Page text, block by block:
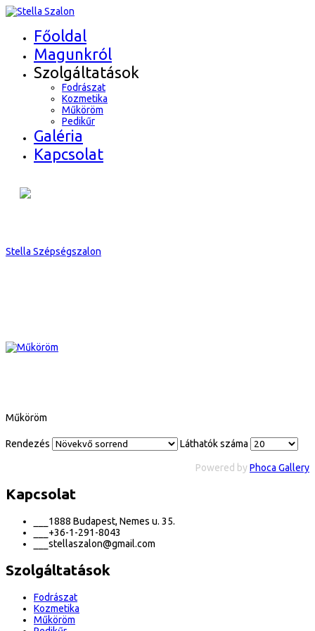
Főoldal
Magunkról
Szolgáltatások
Fodrászat
Kozmetika
Műköröm
Pedikűr
Galéria
Kapcsolat
Stella Szépségszalon
Műköröm
Rendezés Láthatók száma
Powered byPhoca Gallery
Kapcsolat
1888 Budapest, Nemes u. 35.
+36-1-291-8043
stellaszalon@gmail.com
Szolgáltatások
Fodrászat
Kozmetika
Műköröm